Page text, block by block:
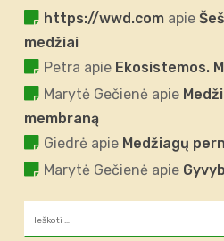
https://wwd.com apie
medžiai
Petra apie Ekosistemos.
Marytė Gečienė apie
membraną
Giedrė apie Medžiagų
Marytė Gečienė apie